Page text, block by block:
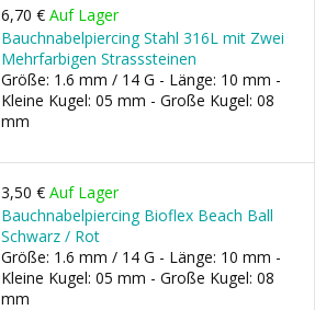
6,70 € Auf Lager
Bauchnabelpiercing Stahl 316L mit Zwei
Mehrfarbigen Strasssteinen
Größe: 1.6 mm / 14 G - Länge: 10 mm -
Kleine Kugel: 05 mm - Große Kugel: 08
mm
3,50 € Auf Lager
Bauchnabelpiercing Bioflex Beach Ball
Schwarz / Rot
Größe: 1.6 mm / 14 G - Länge: 10 mm -
Kleine Kugel: 05 mm - Große Kugel: 08
mm